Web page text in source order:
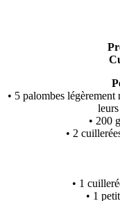
• 5 palombes légèrement
• 200
• 2
• 1
• 1